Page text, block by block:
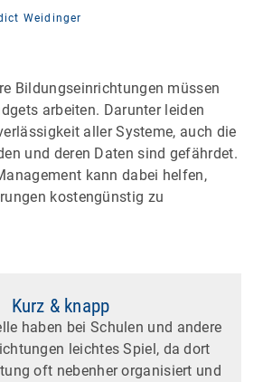
Weidinger
Bildungseinrichtungen müssen
arbeiten. Darunter leiden
aller Systeme, auch die
und deren Daten sind gefährdet.
kann dabei helfen,
kostengünstig zu
Kurz & knapp
haben bei Schulen und andere
leichtes Spiel, da dort
oft nebenher organisiert und